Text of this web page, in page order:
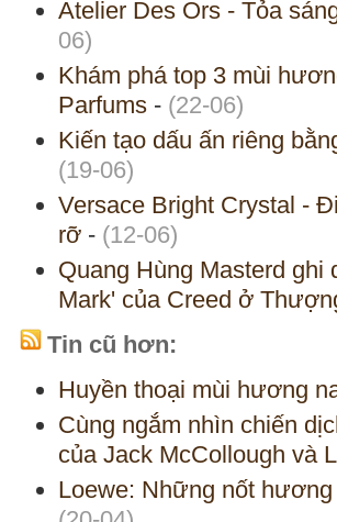
Atelier Des Ors - Tỏa
06)
Khám phá top 3 mùi
Parfums - (22-06)
Kiến tạo dấu ấn riêng
(19-06)
Versace Bright Crystal -
rỡ - (12-06)
Quang Hùng Masterd ghi
Mark' của Creed ở
Tin cũ hơn:
Huyền thoại mùi hương
Cùng ngắm nhìn chiến
của Jack McCollough và
Loewe: Những nốt